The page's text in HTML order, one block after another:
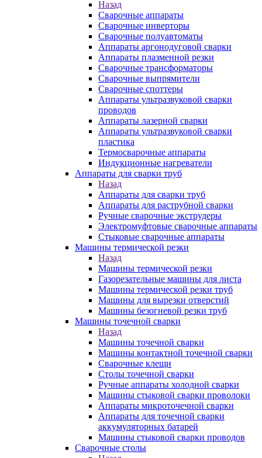
Назад
Сварочные аппараты
Сварочные инверторы
Сварочные полуавтоматы
Аппараты аргонодуговой сварки
Аппараты плазменной резки
Сварочные трансформаторы
Сварочные выпрямители
Сварочные споттеры
Аппараты ультразвуковой сварки
проводов
Аппараты лазерной сварки
Аппараты ультразвуковой сварки
пластика
Термосварочные аппараты
Индукционные нагреватели
Аппараты для сварки труб
Назад
Аппараты для сварки труб
Аппараты для раструбной сварки
Ручные сварочные экструдеры
Электромуфтовые сварочные аппараты
Стыковые сварочные аппараты
Машины термической резки
Назад
Машины термической резки
Газорезательные машины для листа
Машины термической резки труб
Машины для вырезки отверстий
Машины безогневой резки труб
Машины точечной сварки
Назад
Машины точечной сварки
Машины контактной точечной сварки
Сварочные клещи
Столы точечной сварки
Ручные аппараты холодной сварки
Машины стыковой сварки проволоки
Аппараты микроточечной сварки
Аппараты для точечной сварки
аккумуляторных батарей
Машины стыковой сварки проводов
Сварочные столы